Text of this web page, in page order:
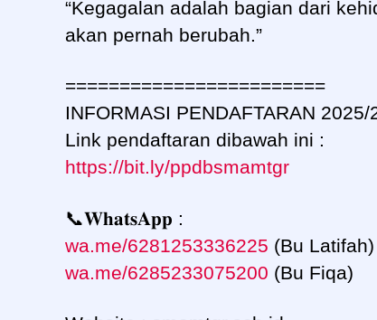
“Kegagalan adalah bagian dari
akan pernah berubah.”
========================
INFORMASI PENDAFTARAN 2025/
Link pendaftaran dibawah ini :
https://bit.ly/ppdbsmamtgr
📞𝐖𝐡𝐚𝐭𝐬𝐀𝐩𝐩 :
wa.me/6281253336225 (Bu Latifah)
wa.me/6285233075200 (Bu Fiqa)